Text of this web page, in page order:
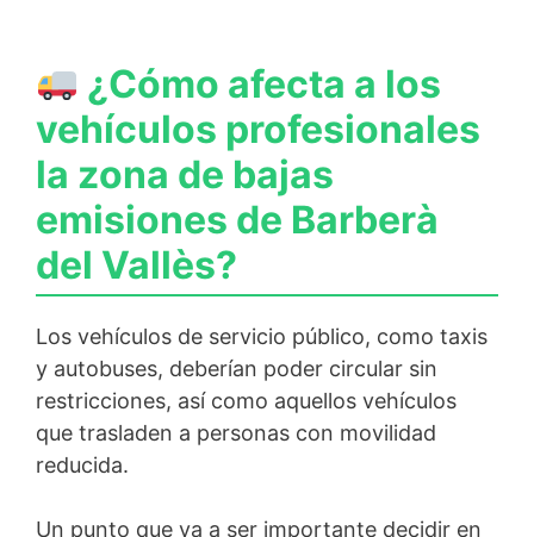
¿Cómo afecta a los
vehículos profesionales
la zona de bajas
emisiones de Barberà
del Vallès?
Los vehículos de servicio público, como taxis
y autobuses, deberían poder circular sin
restricciones, así como aquellos vehículos
que trasladen a personas con movilidad
reducida.
Un punto que va a ser importante decidir en